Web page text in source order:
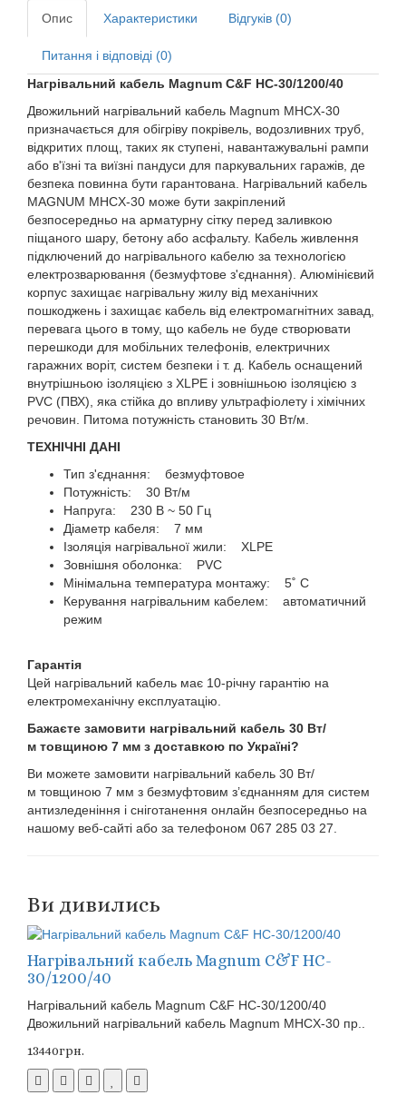
Опис Характеристики Відгуків (0)
Питання і відповіді (0)
Нагрівальний кабель Magnum C&F HC-30/1200/40
Двожильний нагрівальний кабель Magnum MHCX-30
призначається для обігріву покрівель, водозливних труб,
відкритих площ, таких як ступені, навантажувальні рампи
або в'їзні та виїзні пандуси для паркувальних гаражів, де
безпека повинна бути гарантована. Нагрівальний кабель
MAGNUM MHCX-30 може бути закріплений
безпосередньо на арматурну сітку перед заливкою
піщаного шару, бетону або асфальту. Кабель живлення
підключений до нагрівального кабелю за технологією
електрозварювання (безмуфтове з'єднання). Алюмінієвий
корпус захищає нагрівальну жилу від механічних
пошкоджень і захищає кабель від електромагнітних завад,
перевага цього в тому, що кабель не буде створювати
перешкоди для мобільних телефонів, електричних
гаражних воріт, систем безпеки і т. д. Кабель оснащений
внутрішньою ізоляцією з XLPE і зовнішньою ізоляцією з
PVC (ПВХ), яка стійка до впливу ультрафіолету і хімічних
речовин. Питома потужність становить 30 Вт/м.
ТЕХНІЧНІ ДАНІ
Тип з'єднання: безмуфтовое
Потужність: 30 Вт/м
Напруга: 230 В ~ 50 Гц
Діаметр кабеля: 7 мм
Ізоляція нагрівальної жили: XLPE
Зовнішня оболонка: PVC
Мінімальна температура монтажу: 5˚ C
Керування нагрівальним кабелем: автоматичний
режим
Гарантія
Цей нагрівальний кабель має 10-річну гарантію на
електромеханічну експлуатацію.
Бажаєте замовити нагрівальний кабель 30 Вт/
м товщиною 7 мм з доставкою по Україні?
Ви можете замовити нагрівальний кабель 30 Вт/
м товщиною 7 мм з безмуфтовим з’єднанням для систем
антизледеніння і сніготанення онлайн безпосередньо на
нашому веб-сайті або за телефоном 067 285 03 27.
Ви дивились
Нагрівальний кабель Magnum C&F HC-
30/1200/40
Нагрівальний кабель Magnum C&F HC-30/1200/40
Двожильний нагрівальний кабель Magnum MHCX-30 пр..
13440грн.